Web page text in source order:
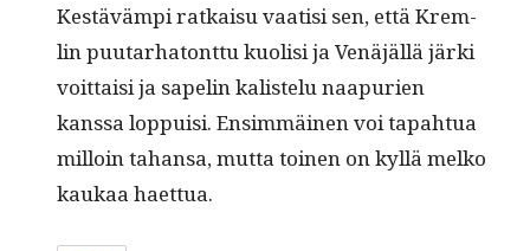
Kestävämpi ratkaisu vaatisi sen, että Krem­
lin puu­tarha­tont­tu kuolisi ja Venäjäl­lä jär­ki
voit­taisi ja sapelin kalis­telu naa­purien
kanssa lop­puisi. Ensim­mäi­nen voi tapah­tua
mil­loin tahansa, mut­ta toinen on kyl­lä melko
kaukaa haettua.